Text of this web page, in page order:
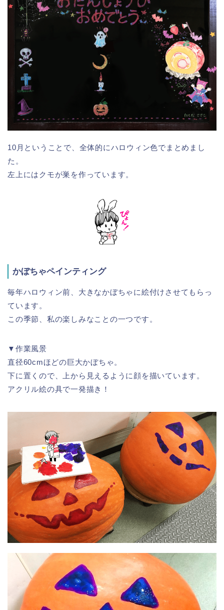
10月ということで、全体的にハロウィン色でまとめまし
た。
左上にはクモが巣を作っています。
かぼちゃペインティング
毎年ハロウィン前、大きなかぼちゃに絵付けさせてもらっ
ています。
この季節、私の楽しみなことの一つです。
▼作業風景
直径60cmほどの巨大かぼちゃ。
下に置くので、上から見えるように顔を描いています。
アクリル絵の具で一発描き！